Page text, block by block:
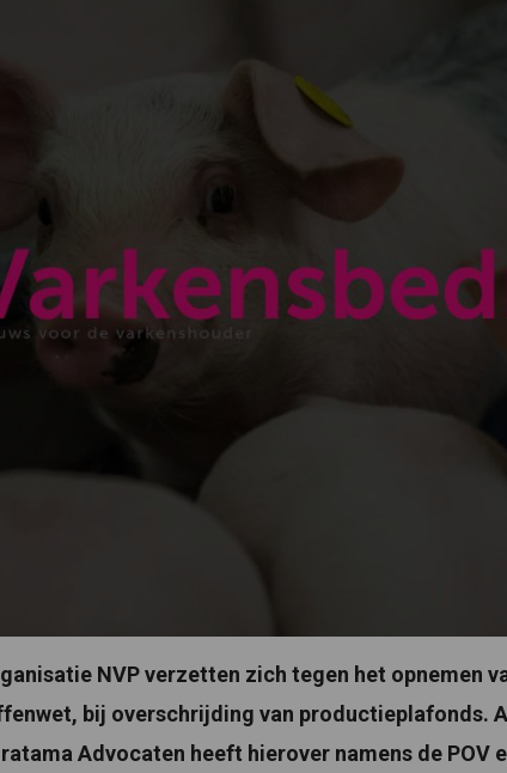
NVP verzetten zich tegen het opnemen
bij overschrijding van productieplafonds.
Advocaten heeft hierover namens de POV